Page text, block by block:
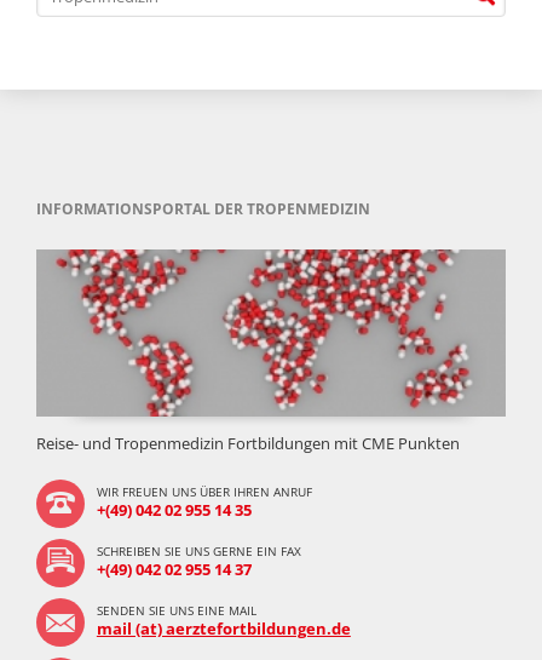
INFORMATIONSPORTAL DER TROPENMEDIZIN
Reise- und Tropenmedizin Fortbildungen mit CME Punkten
WIR FREUEN UNS ÜBER IHREN ANRUF
+(49) 042 02 955 14 35
SCHREIBEN SIE UNS GERNE EIN FAX
+(49) 042 02 955 14 37
SENDEN SIE UNS EINE MAIL
mail (at) aerztefortbildungen.de